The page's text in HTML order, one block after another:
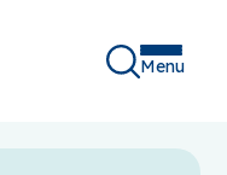
Menu